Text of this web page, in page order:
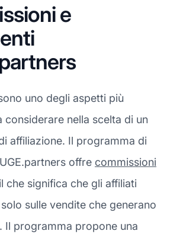
e
uno degli aspetti più
considerare nella scelta di un
affiliazione. Il programma di
offre commissioni
che significa che gli affiliati
sulle vendite che generano
Il programma propone una